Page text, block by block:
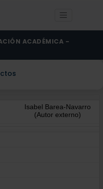
ACADÉMICA -
Isabel Barea-Navarro
(Autor externo)